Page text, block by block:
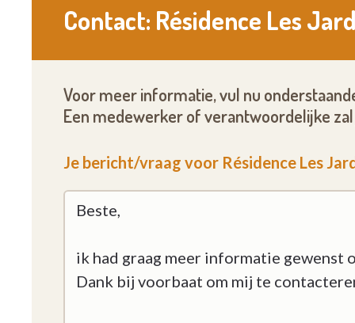
Contact: Résidence Les
Voor meer informatie, vul nu
Een medewerker of verantwoordelijke
Je bericht/vraag voor Résidence Les